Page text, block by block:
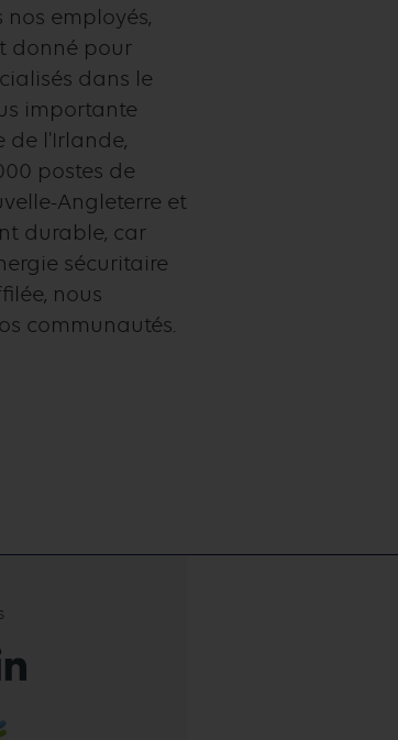
employés,
donné pour
dans le
importante
de l'Irlande,
postes de
Angleterre et
durable, car
sécuritaire
nous
communautés.